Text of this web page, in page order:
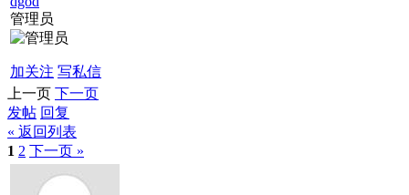
管理员
加关注 写私信
上一页 下一页
发帖 回复
« 返回列表
1 2 下一页 »